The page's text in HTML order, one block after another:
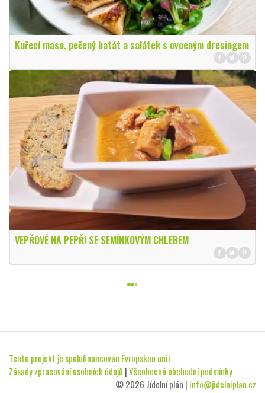
Kuřecí maso, pečený batát a salátek s ovocným dresingem
VEPŘOVÉ NA PEPŘI SE SEMÍNKOVÝM CHLEBEM
Tento projekt je spolufinancován Evropskou unií.
Zásady zpracování osobních údajů |Všeobecné obchodní podmínky
© 2026 Jídelní plán | info@jidelniplan.cz